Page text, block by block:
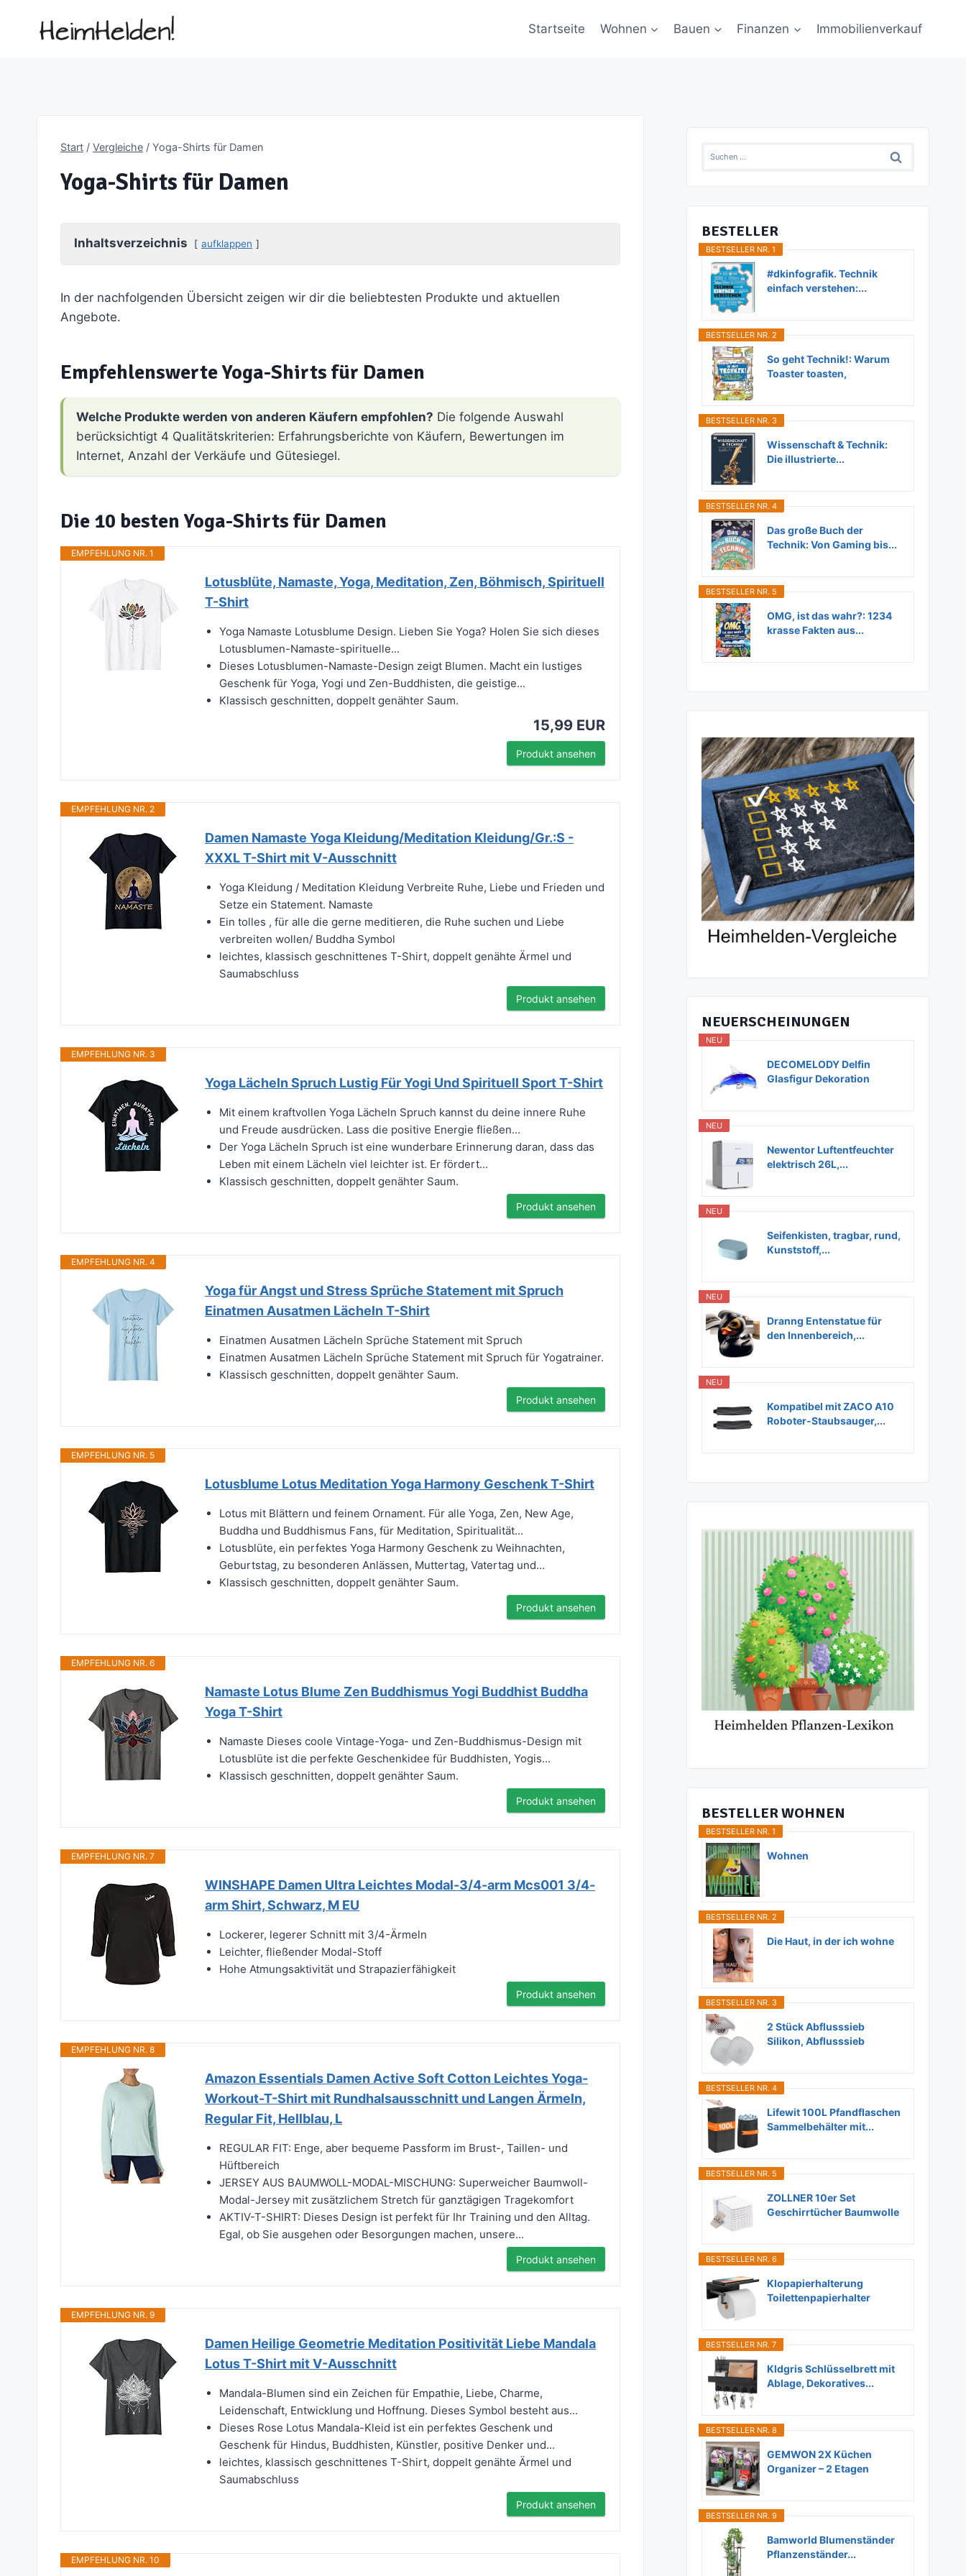
Startseite Wohnen Bauen Finanzen Immobilienverkauf
Start / Vergleiche / Yoga-Shirts für Damen
Yoga-Shirts für Damen
Inhaltsverzeichnis aufklappen
In der nachfolgenden Übersicht zeigen wir dir die beliebtesten Produkte und aktuellen
Angebote.
Empfehlenswerte Yoga-Shirts für Damen
Welche Produkte werden von anderen Käufern empfohlen? Die folgende Auswahl
berücksichtigt 4 Qualitätskriterien: Erfahrungsberichte von Käufern, Bewertungen im
Internet, Anzahl der Verkäufe und Gütesiegel.
Die 10 besten Yoga-Shirts für Damen
EMPFEHLUNG NR. 1
Lotusblüte, Namaste, Yoga, Meditation, Zen, Böhmisch, Spirituell
T-Shirt
Yoga Namaste Lotusblume Design. Lieben Sie Yoga? Holen Sie sich dieses
Lotusblumen-Namaste-spirituelle...
Dieses Lotusblumen-Namaste-Design zeigt Blumen. Macht ein lustiges
Geschenk für Yoga, Yogi und Zen-Buddhisten, die geistige...
Klassisch geschnitten, doppelt genähter Saum.
15,99 EUR
Produkt ansehen
EMPFEHLUNG NR. 2
Damen Namaste Yoga Kleidung/Meditation Kleidung/Gr.:S -
XXXL T-Shirt mit V-Ausschnitt
Yoga Kleidung / Meditation Kleidung Verbreite Ruhe, Liebe und Frieden und
Setze ein Statement. Namaste
Ein tolles , für alle die gerne meditieren, die Ruhe suchen und Liebe
verbreiten wollen/ Buddha Symbol
leichtes, klassisch geschnittenes T-Shirt, doppelt genähte Ärmel und
Saumabschluss
Produkt ansehen
EMPFEHLUNG NR. 3
Yoga Lächeln Spruch Lustig Für Yogi Und Spirituell Sport T-Shirt
Mit einem kraftvollen Yoga Lächeln Spruch kannst du deine innere Ruhe
und Freude ausdrücken. Lass die positive Energie fließen...
Der Yoga Lächeln Spruch ist eine wunderbare Erinnerung daran, dass das
Leben mit einem Lächeln viel leichter ist. Er fördert...
Klassisch geschnitten, doppelt genähter Saum.
Produkt ansehen
EMPFEHLUNG NR. 4
Yoga für Angst und Stress Sprüche Statement mit Spruch
Einatmen Ausatmen Lächeln T-Shirt
Einatmen Ausatmen Lächeln Sprüche Statement mit Spruch
Einatmen Ausatmen Lächeln Sprüche Statement mit Spruch für Yogatrainer.
Klassisch geschnitten, doppelt genähter Saum.
Produkt ansehen
EMPFEHLUNG NR. 5
Lotusblume Lotus Meditation Yoga Harmony Geschenk T-Shirt
Lotus mit Blättern und feinem Ornament. Für alle Yoga, Zen, New Age,
Buddha und Buddhismus Fans, für Meditation, Spiritualität...
Lotusblüte, ein perfektes Yoga Harmony Geschenk zu Weihnachten,
Geburtstag, zu besonderen Anlässen, Muttertag, Vatertag und...
Klassisch geschnitten, doppelt genähter Saum.
Produkt ansehen
EMPFEHLUNG NR. 6
Namaste Lotus Blume Zen Buddhismus Yogi Buddhist Buddha
Yoga T-Shirt
Namaste Dieses coole Vintage-Yoga- und Zen-Buddhismus-Design mit
Lotusblüte ist die perfekte Geschenkidee für Buddhisten, Yogis...
Klassisch geschnitten, doppelt genähter Saum.
Produkt ansehen
EMPFEHLUNG NR. 7
WINSHAPE Damen Ultra Leichtes Modal-3/4-arm Mcs001 3/4-
arm Shirt, Schwarz, M EU
Lockerer, legerer Schnitt mit 3/4-Ärmeln
Leichter, fließender Modal-Stoff
Hohe Atmungsaktivität und Strapazierfähigkeit
Produkt ansehen
EMPFEHLUNG NR. 8
Amazon Essentials Damen Active Soft Cotton Leichtes Yoga-
Workout-T-Shirt mit Rundhalsausschnitt und Langen Ärmeln,
Regular Fit, Hellblau, L
REGULAR FIT: Enge, aber bequeme Passform im Brust-, Taillen- und
Hüftbereich
JERSEY AUS BAUMWOLL-MODAL-MISCHUNG: Superweicher Baumwoll-
Modal-Jersey mit zusätzlichem Stretch für ganztägigen Tragekomfort
AKTIV-T-SHIRT: Dieses Design ist perfekt für Ihr Training und den Alltag.
Egal, ob Sie ausgehen oder Besorgungen machen, unsere...
Produkt ansehen
EMPFEHLUNG NR. 9
Damen Heilige Geometrie Meditation Positivität Liebe Mandala
Lotus T-Shirt mit V-Ausschnitt
Mandala-Blumen sind ein Zeichen für Empathie, Liebe, Charme,
Leidenschaft, Entwicklung und Hoffnung. Dieses Symbol besteht aus...
Dieses Rose Lotus Mandala-Kleid ist ein perfektes Geschenk und
Geschenk für Hindus, Buddhisten, Künstler, positive Denker und...
leichtes, klassisch geschnittenes T-Shirt, doppelt genähte Ärmel und
Saumabschluss
Produkt ansehen
EMPFEHLUNG NR. 10
Suchen
BESTELLER
BESTSELLER NR. 1
#dkinfografik. Technik
einfach verstehen:...
BESTSELLER NR. 2
So geht Technik!: Warum
Toaster toasten,
BESTSELLER NR. 3
Wissenschaft & Technik:
Die illustrierte...
BESTSELLER NR. 4
Das große Buch der
Technik: Von Gaming bis...
BESTSELLER NR. 5
OMG, ist das wahr?: 1234
krasse Fakten aus...
NEUERSCHEINUNGEN
NEU
DECOMELODY Delfin
Glasfigur Dekoration
NEU
Newentor Luftentfeuchter
elektrisch 26L,...
NEU
Seifenkisten, tragbar, rund,
Kunststoff,...
NEU
Dranng Entenstatue für
den Innenbereich,...
NEU
Kompatibel mit ZACO A10
Roboter-Staubsauger,...
BESTELLER WOHNEN
BESTSELLER NR. 1
Wohnen
BESTSELLER NR. 2
Die Haut, in der ich wohne
BESTSELLER NR. 3
2 Stück Abflusssieb
Silikon, Abflusssieb
BESTSELLER NR. 4
Lifewit 100L Pfandflaschen
Sammelbehälter mit...
BESTSELLER NR. 5
ZOLLNER 10er Set
Geschirrtücher Baumwolle
BESTSELLER NR. 6
Klopapierhalterung
Toilettenpapierhalter
BESTSELLER NR. 7
Kldgris Schlüsselbrett mit
Ablage, Dekoratives...
BESTSELLER NR. 8
GEMWON 2X Küchen
Organizer – 2 Etagen
BESTSELLER NR. 9
Bamworld Blumenständer
Pflanzenständer...